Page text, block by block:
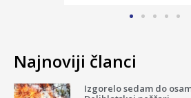
Najnoviji članci
Izgorelo sedam do